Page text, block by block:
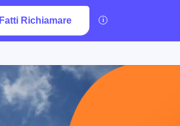
Fatti Richiamare